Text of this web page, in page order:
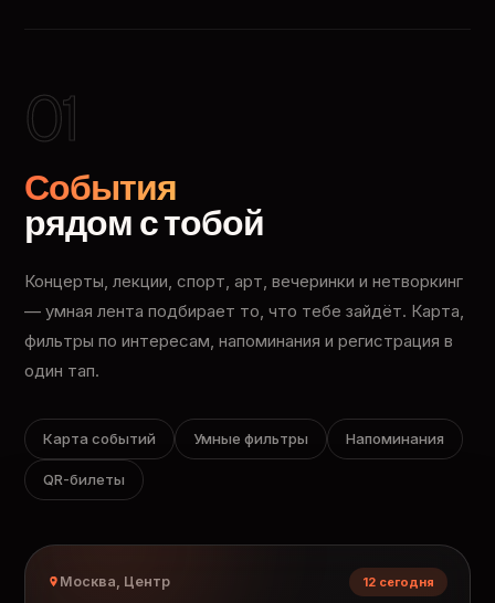
01
События
рядом с тобой
Концерты, лекции, спорт, арт, вечеринки и нетворкинг
— умная лента подбирает то, что тебе зайдёт. Карта,
фильтры по интересам, напоминания и регистрация в
один тап.
Карта событий Умные фильтры Напоминания
QR-билеты
Москва, Центр 12 сегодня